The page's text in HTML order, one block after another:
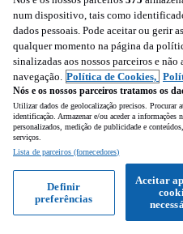
Quicksilver Activ 705
200 cv
Motor – Gasolina
Profissional • Publicado
num dispositivo, tais como
dados pessoais. Pode aceitar ou gerir
qualquer momento na página da
sinalizadas aos nossos parceiros e não
navegação. Política de Cookies,
Nós e os nossos parceiros tratamos os
Utilizar dados de geolocalização precisos. Procurar
identificação. Armazenar e/ou aceder a
personalizados, medição de publicidade e
serviços.
Lista de parceiros (fornecedores)
Aceitar
Definir
preferências